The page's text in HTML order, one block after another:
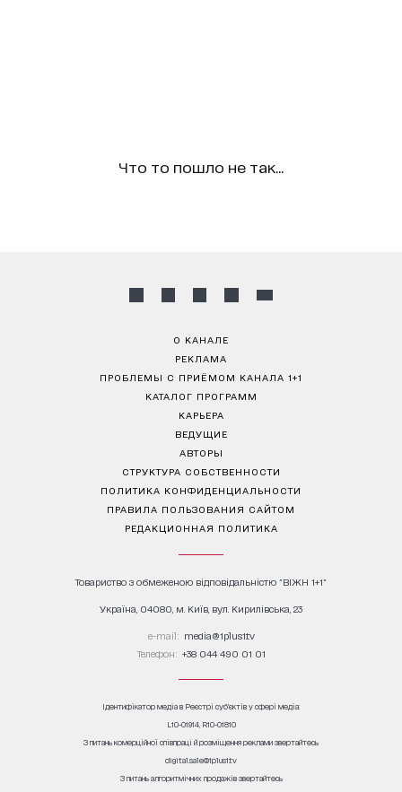
Что то пошло не так...
О КАНАЛЕ
РЕКЛАМА
ПРОБЛЕМЫ С ПРИЁМОМ КАНАЛА 1+1
КАТАЛОГ ПРОГРАММ
КАРЬЕРА
ВЕДУЩИЕ
АВТОРЫ
СТРУКТУРА СОБСТВЕННОСТИ
ПОЛИТИКА КОНФИДЕНЦИАЛЬНОСТИ
ПРАВИЛА ПОЛЬЗОВАНИЯ САЙТОМ
РЕДАКЦИОННАЯ ПОЛИТИКА
Товариство з обмеженою відповідальністю "ВІЖН 1+1"
Україна, 04080, м. Київ, вул. Кирилівська, 23
е-mail: media@1plus1.tv
Телефон: +38 044 490 01 01
Ідентифікатор медіа в Реєстрі суб’єктів у сфері медіа:
L10-01914, R10-01810
З питань комерційної співпраці й розміщення реклами звертайтесь
digital.sale@1plus1.tv
З питань алгоритмічних продажів звертайтесь